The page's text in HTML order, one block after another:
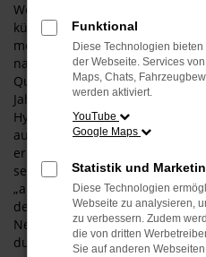
Wenn Sie uns fragen, wie Ihre
künftig aussehen könnte,
möglicherweise einen Hyundai
natürlich darin, dass wir von
Qualität voll und ganz
Jahren der Zusammenarbeit
Hyundai Neuwagen sind
auch an der Vielseitigkeit des
erhalten Sie bei uns einen
selbstverständlich lassen wir
„ausgewachsene“ Fahrzeuge
der Bereich alternativer
Neuwagen abgedeckt, sodass
durch Rosenheim fahren
Funktional
Diese Technologien
der Webseite. Services
Maps, Chats,
werden aktiviert.
YouTube
Google Maps
Statistik und
Diese Technologien
Webseite zu analysieren,
zu verbessern. Zudem
die von dritten
Sie auf anderen